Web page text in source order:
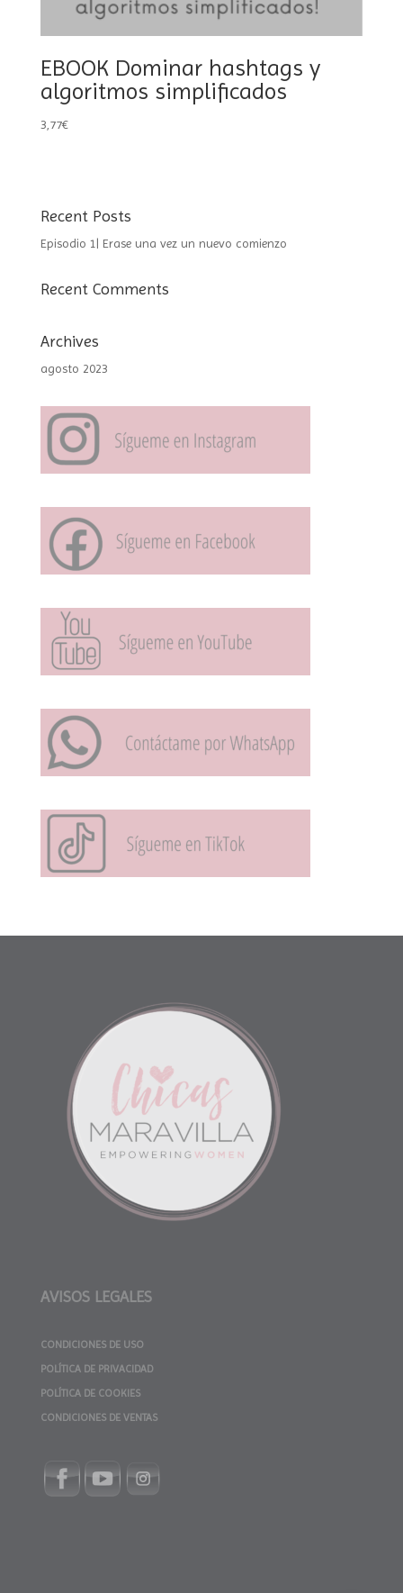
EBOOK Dominar hashtags y
algoritmos simplificados
3,77€
Recent Posts
Episodio 1| Erase una vez un nuevo comienzo
Recent Comments
Archives
agosto 2023
AVISOS LEGALES
CONDICIONES DE USO
POLÍTICA DE PRIVACIDAD
POLÍTICA DE COOKIES
CONDICIONES DE VENTAS